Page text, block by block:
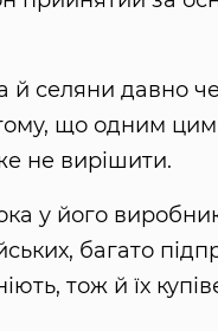
селяни давно
що одним
не вирішити.
у його
багато
тож й їх